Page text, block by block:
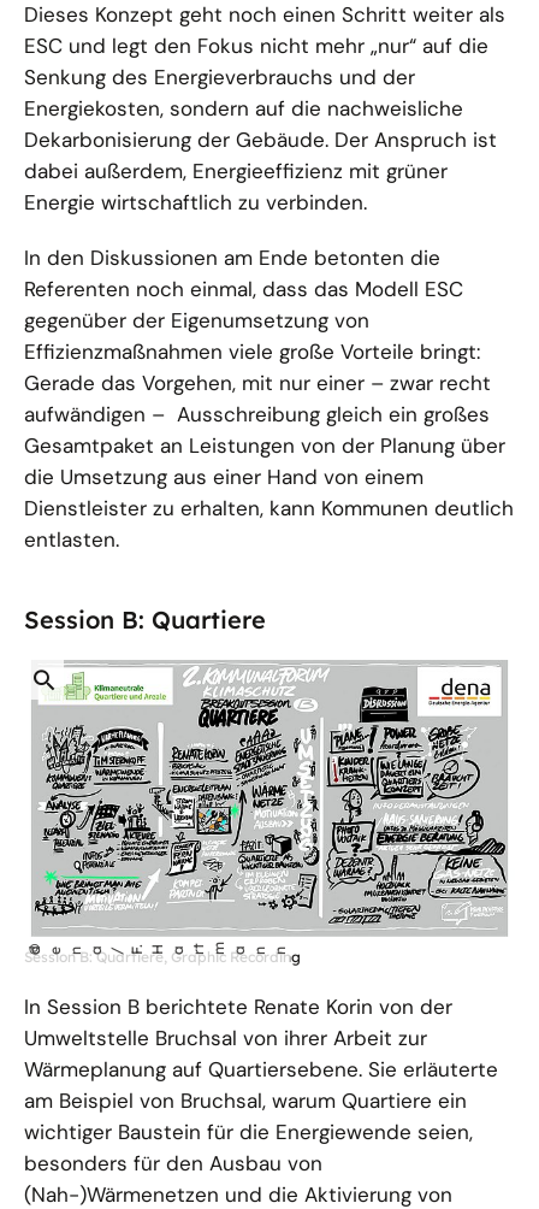
Dieses Konzept geht noch einen Schritt weiter als
ESC und legt den Fokus nicht mehr „nur“ auf die
Senkung des Energieverbrauchs und der
Energiekosten, sondern auf die nachweisliche
Dekarbonisierung der Gebäude. Der Anspruch ist
dabei außerdem, Energieeffizienz mit grüner
Energie wirtschaftlich zu verbinden.
In den Diskussionen am Ende betonten die
Referenten noch einmal, dass das Modell ESC
gegenüber der Eigenumsetzung von
Effizienzmaßnahmen viele große Vorteile bringt:
Gerade das Vorgehen, mit nur einer – zwar recht
aufwändigen – Ausschreibung gleich ein großes
Gesamtpaket an Leistungen von der Planung über
die Umsetzung aus einer Hand von einem
Dienstleister zu erhalten, kann Kommunen deutlich
entlasten.
Session B: Quartiere
öffnet
in
einer
vergrößerten
Darstellung
©
dena/F
. Ha r tm ann
Session B: Quartiere, Graphic Recording
In Session B berichtete Renate Korin von der
Umweltstelle Bruchsal von ihrer Arbeit zur
Wärmeplanung auf Quartiersebene. Sie erläuterte
am Beispiel von Bruchsal, warum Quartiere ein
wichtiger Baustein für die Energiewende seien,
besonders für den Ausbau von
(Nah-)Wärmenetzen und die Aktivierung von